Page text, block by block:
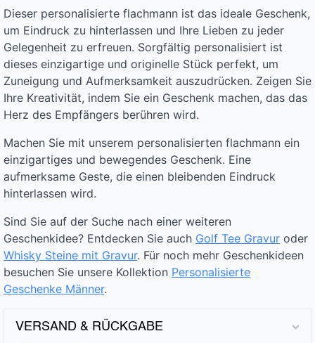
Dieser personalisierte flachmann ist das ideale Geschenk,
um Eindruck zu hinterlassen und Ihre Lieben zu jeder
Gelegenheit zu erfreuen. Sorgfältig personalisiert ist
dieses einzigartige und originelle Stück perfekt, um
Zuneigung und Aufmerksamkeit auszudrücken. Zeigen Sie
Ihre Kreativität, indem Sie ein Geschenk machen, das das
Herz des Empfängers berühren wird.
Machen Sie mit unserem personalisierten flachmann ein
einzigartiges und bewegendes Geschenk. Eine
aufmerksame Geste, die einen bleibenden Eindruck
hinterlassen wird.
Sind Sie auf der Suche nach einer weiteren
Geschenkidee? Entdecken Sie auch Golf Tee Gravur oder
Whisky Steine mit Gravur. Für noch mehr Geschenkideen
besuchen Sie unsere Kollektion Personalisierte
Geschenke Männer.
VERSAND & RÜCKGABE